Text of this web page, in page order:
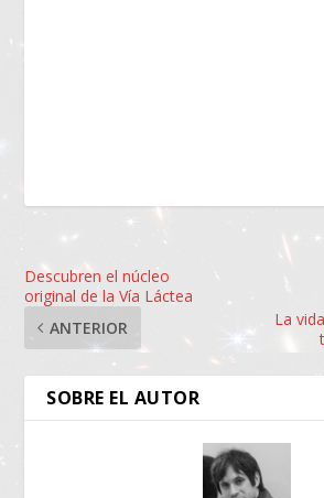
Descubren el núcleo
original de la Vía Láctea
ANTERIOR
La
SOBRE EL AUTOR